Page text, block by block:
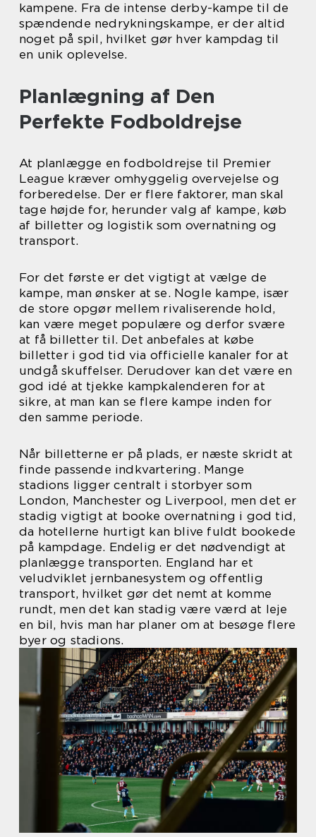
kampene. Fra de intense derby-kampe til de
spændende nedrykningskampe, er der altid
noget på spil, hvilket gør hver kampdag til
en unik oplevelse.
Planlægning af Den
Perfekte Fodboldrejse
At planlægge en fodboldrejse til Premier
League kræver omhyggelig overvejelse og
forberedelse. Der er flere faktorer, man skal
tage højde for, herunder valg af kampe, køb
af billetter og logistik som overnatning og
transport.
For det første er det vigtigt at vælge de
kampe, man ønsker at se. Nogle kampe, især
de store opgør mellem rivaliserende hold,
kan være meget populære og derfor svære
at få billetter til. Det anbefales at købe
billetter i god tid via officielle kanaler for at
undgå skuffelser. Derudover kan det være en
god idé at tjekke kampkalenderen for at
sikre, at man kan se flere kampe inden for
den samme periode.
Når billetterne er på plads, er næste skridt at
finde passende indkvartering. Mange
stadions ligger centralt i storbyer som
London, Manchester og Liverpool, men det er
stadig vigtigt at booke overnatning i god tid,
da hotellerne hurtigt kan blive fuldt bookede
på kampdage. Endelig er det nødvendigt at
planlægge transporten. England har et
veludviklet jernbanesystem og offentlig
transport, hvilket gør det nemt at komme
rundt, men det kan stadig være værd at leje
en bil, hvis man har planer om at besøge flere
byer og stadions.